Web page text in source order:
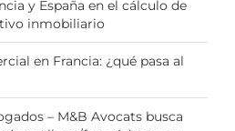
y España en el cálculo de
inmobiliario
en Francia: ¿qué pasa al
– M&B Avocats busca